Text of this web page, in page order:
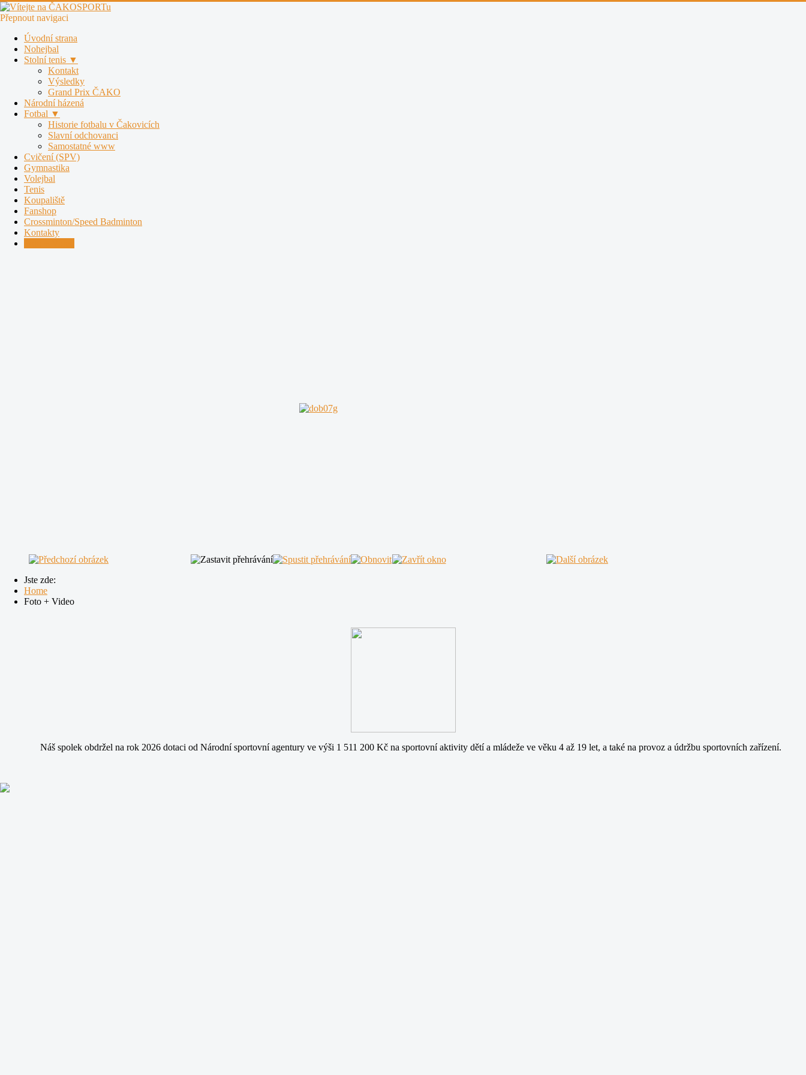
Přepnout navigaci
Úvodní strana
Nohejbal
Stolní tenis ▼
Kontakt
Výsledky
Grand Prix ČAKO
Národní házená
Fotbal ▼
Historie fotbalu v Čakovicích
Slavní odchovanci
Samostatné www
Cvičení (SPV)
Gymnastika
Volejbal
Tenis
Koupaliště
Fanshop
Crossminton/Speed Badminton
Kontakty
Jste zde:
Home
Foto + Video
Náš spolek obdržel na rok 2026 dotaci od Národní sportovní agentury ve výši 1 511 200 Kč na sportovní aktivity dětí a mládeže ve věku 4 až 19 let, a také na provoz a údržbu sportovních zařízení.